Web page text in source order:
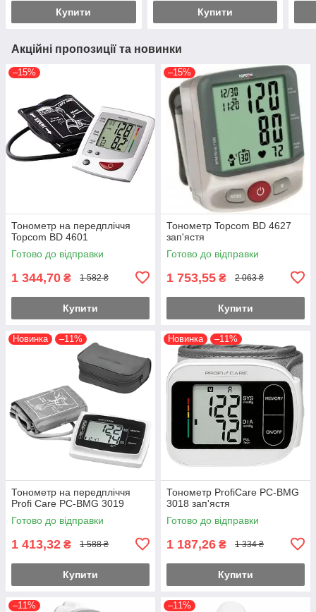
Купити Купити
Акційні пропозиції та новинки
–15%
Тонометр на передпліччя
Topcom BD 4601
Готово до відправки
1 344,70 ₴ 1 582 ₴
Купити
–15%
Тонометр Topcom BD 4627
зап'ястя
Готово до відправки
1 753,55 ₴ 2 063 ₴
Купити
Новинка –11%
Тонометр на передпліччя
Profi Care PC-BMG 3019
Готово до відправки
1 413,32 ₴ 1 588 ₴
Купити
Новинка –11%
Тонометр ProfiCare PC-BMG
3018 зап'ястя
Готово до відправки
1 187,26 ₴ 1 334 ₴
Купити
–11% –11%